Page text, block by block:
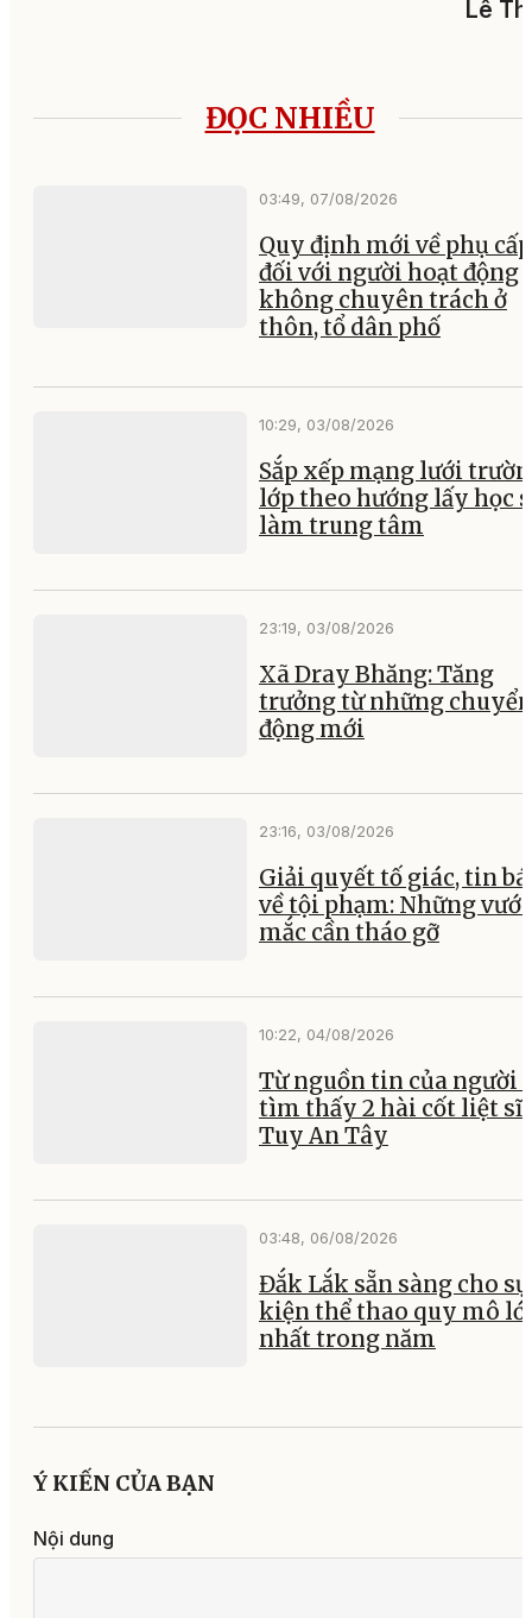
Lê
ĐỌC NHIỀU
03:49, 07/08/2026
Quy định mới về phụ cấp
đối với người hoạt động
không chuyên trách ở
thôn, tổ dân phố
10:29, 03/08/2026
Sắp xếp mạng lưới
lớp theo hướng lấy học
làm trung tâm
23:19, 03/08/2026
Xã Dray Bhăng: Tăng
trưởng từ những chuyển
động mới
23:16, 03/08/2026
Giải quyết tố giác, tin
về tội phạm: Những
mắc cần tháo gỡ
10:22, 04/08/2026
Từ nguồn tin của người
tìm thấy 2 hài cốt liệt sĩ
Tuy An Tây
03:48, 06/08/2026
Đắk Lắk sẵn sàng cho sự
kiện thể thao quy mô
nhất trong năm
Ý KIẾN CỦA BẠN
Nội dung